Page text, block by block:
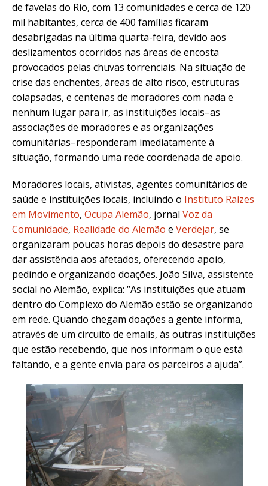
de favelas do Rio, com 13 comunidades e cerca de 120
mil habitantes, cerca de 400 famílias ficaram
desabrigadas na última quarta-feira, devido aos
deslizamentos ocorridos nas áreas de encosta
provocados pelas chuvas torrenciais. Na situação de
crise das enchentes, áreas de alto risco, estruturas
colapsadas, e centenas de moradores com nada e
nenhum lugar para ir, as instituições locais–as
associações de moradores e as organizações
comunitárias–responderam imediatamente à
situação, formando uma rede coordenada de apoio.
Moradores locais, ativistas, agentes comunitários de
saúde e instituições locais, incluindo o Instituto Raízes
em Movimento, Ocupa Alemão, jornal Voz da
Comunidade, Realidade do Alemão e Verdejar, se
organizaram poucas horas depois do desastre para
dar assistência aos afetados, oferecendo apoio,
pedindo e organizando doações. João Silva, assistente
social no Alemão, explica: “As instituições que atuam
dentro do Complexo do Alemão estão se organizando
em rede. Quando chegam doações a gente informa,
através de um circuito de emails, às outras instituições
que estão recebendo, que nos informam o que está
faltando, e a gente envia para os parceiros a ajuda”.